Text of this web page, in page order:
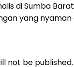
di Sumba
yang
not be published.